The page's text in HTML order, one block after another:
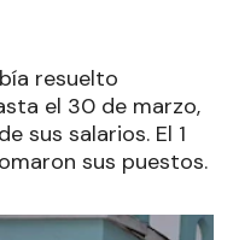
resuelto
el 30 de marzo,
sus salarios. El 1
sus puestos.